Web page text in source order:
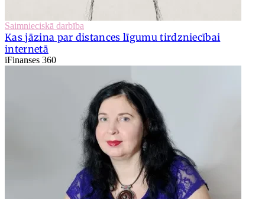
Saimnieciskā darbība
Kas jāzina par distances līgumu tirdzniecībai
internetā
iFinanses 360